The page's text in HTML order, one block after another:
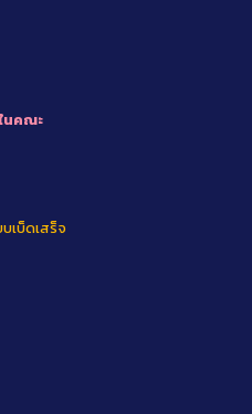
นคณะ
เบ็ดเสร็จ